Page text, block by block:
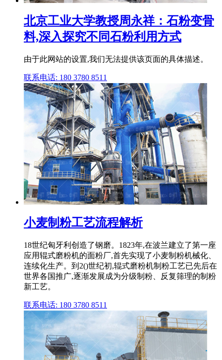
北京工业大学教授周永祥：石粉变骨
料,深入探究不同石粉利用方式
由于此网站的设置,我们无法提供该页面的具体描述。
联系电话: 180 3780 8511
小麦制粉工艺流程解析
18世纪匈牙利创造了钢磨。1823年,在波兰建立了第一座
应用辊式磨粉机的面粉厂,首先实现了小麦制粉机械化、
连续化生产。到2()世纪初,辊式磨粉机制粉工艺已先后在
世界各国推广,逐渐发展成为分级制粉、反复筛理的制粉
新工艺。
联系电话: 180 3780 8511